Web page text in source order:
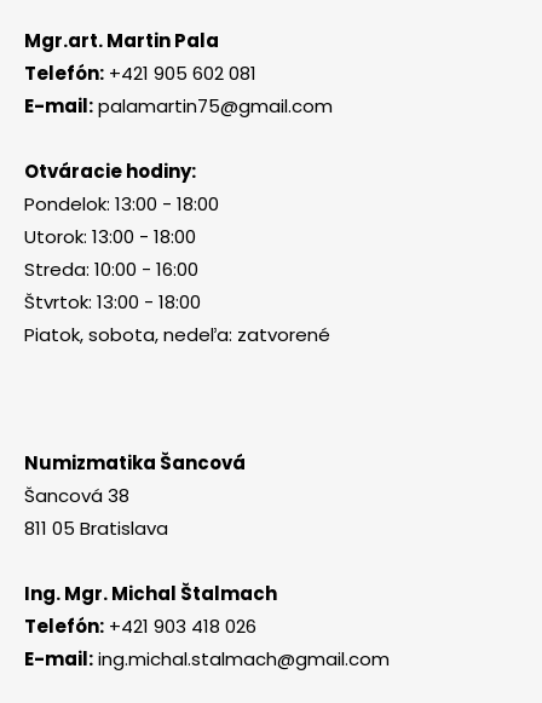
Mgr.art. Martin Pala
Telefón: +421 905 602 081
E-mail:palamartin75@gmail.com
Otváracie hodiny:
Pondelok: 13:00 - 18:00
Utorok: 13:00 - 18:00
Streda: 10:00 - 16:00
Štvrtok: 13:00 - 18:00
Piatok, sobota, nedeľa: zatvorené
Numizmatika Šancová
Šancová 38
811 05 Bratislava
Ing. Mgr. Michal Štalmach
Telefón: +421 903 418 026
E-mail:ing.michal.stalmach@gmail.com